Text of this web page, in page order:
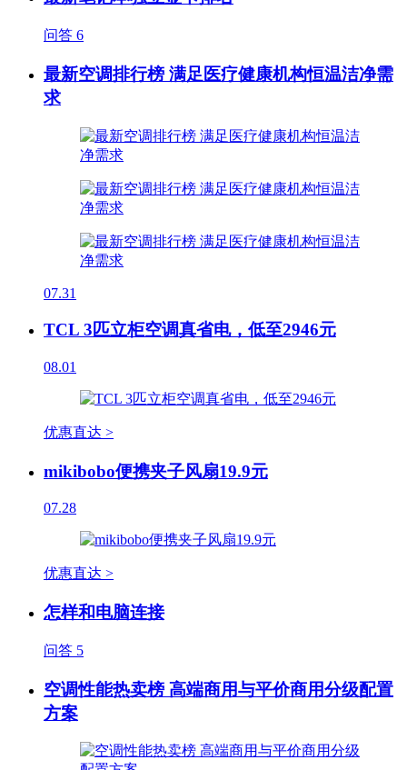
问答 6
最新空调排行榜 满足医疗健康机构恒温洁净需
求
07.31
TCL 3匹立柜空调真省电，低至2946元
08.01
优惠直达 >
mikibobo便携夹子风扇19.9元
07.28
优惠直达 >
怎样和电脑连接
问答 5
空调性能热卖榜 高端商用与平价商用分级配置
方案